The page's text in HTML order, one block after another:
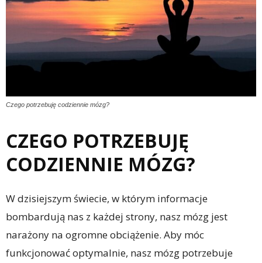
Czego potrzebuję codziennie mózg?
CZEGO POTRZEBUJĘ
CODZIENNIE MÓZG?
W dzisiejszym świecie, w którym informacje
bombardują nas z każdej strony, nasz mózg jest
narażony na ogromne obciążenie. Aby móc
funkcjonować optymalnie, nasz mózg potrzebuje